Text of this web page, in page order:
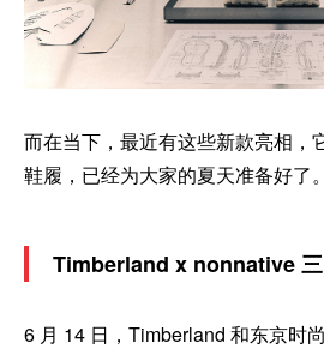
而在当下，最近有这些新款亮相，
鞋履，已经为大家的夏天准备好了。
Timberland x nonnative
6 月 14 日，Timberland 和东京时